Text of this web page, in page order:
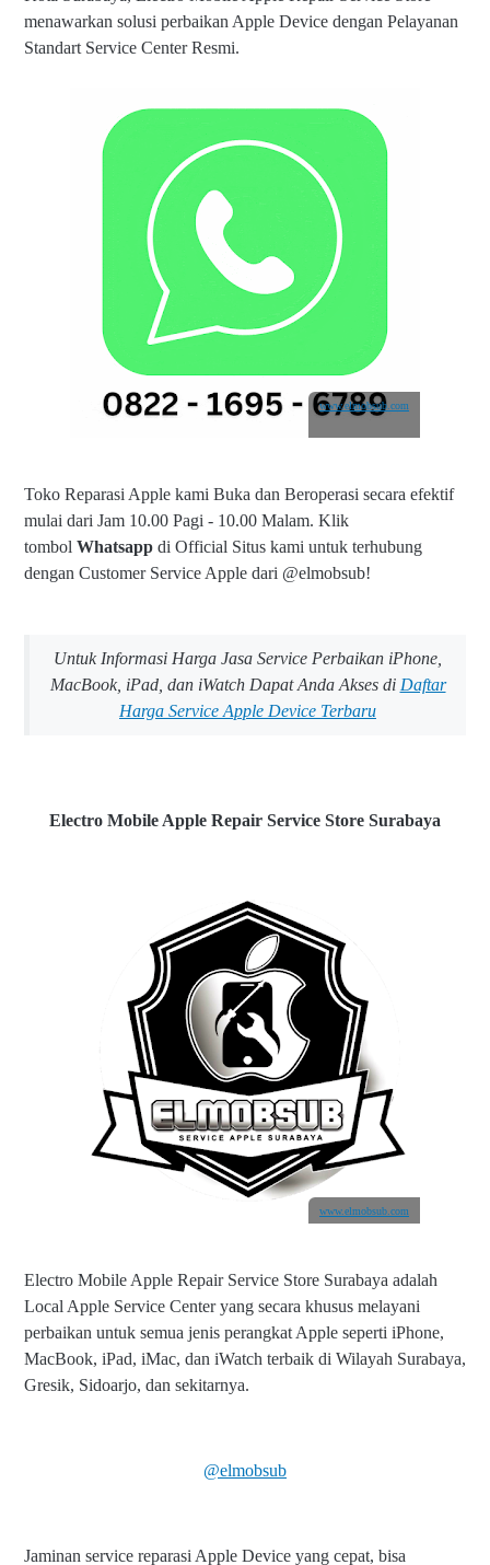
menawarkan solusi perbaikan Apple Device dengan Pelayanan
Standart Service Center Resmi.
www.elmobsub.com
Toko Reparasi Apple kami Buka dan Beroperasi secara efektif
mulai dari Jam 10.00 Pagi - 10.00 Malam. Klik
tombol Whatsapp di Official Situs kami untuk terhubung
dengan Customer Service Apple dari @elmobsub!
Untuk Informasi Harga Jasa Service Perbaikan iPhone,
MacBook, iPad, dan iWatch Dapat Anda Akses di Daftar
Harga Service Apple Device Terbaru
Electro Mobile Apple Repair Service Store Surabaya
www.elmobsub.com
Electro Mobile Apple Repair Service Store Surabaya adalah
Local Apple Service Center yang secara khusus melayani
perbaikan untuk semua jenis perangkat Apple seperti iPhone,
MacBook, iPad, iMac, dan iWatch terbaik di Wilayah Surabaya,
Gresik, Sidoarjo, dan sekitarnya.
@elmobsub
Jaminan service reparasi Apple Device yang cepat, bisa